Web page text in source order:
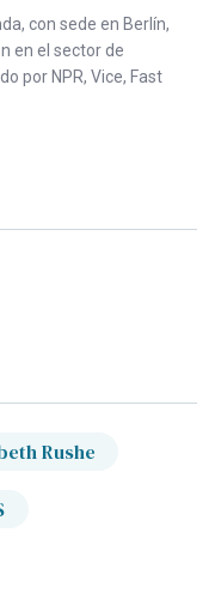
con sede en Berlín,
en el sector de
por NPR, Vice, Fast
Rushe